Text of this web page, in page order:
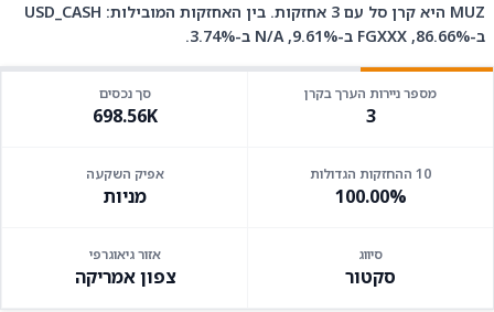
MUZ היא קרן סל עם 3 אחזקות. בין האחזקות המובילות: USD_CASH
ב-86.66%, FGXXX ב-9.61%, N/A ב-3.74%.
מספר ניירות הערך בקרן
3
סך נכסים
698.56K
10 ההחזקות הגדולות
100.00%
אפיק השקעה
מניות
סיווג
סקטור
אזור גיאוגרפי
צפון אמריקה